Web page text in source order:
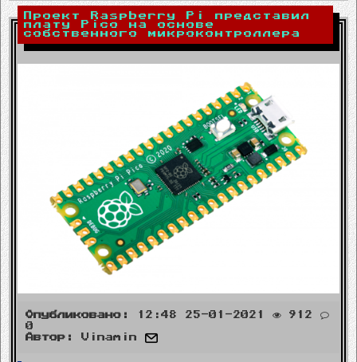
Проект Raspberry Pi представил
плату Pico на основе
собственного микроконтроллера
Опубликовано: 12:48 25-01-2021
912
0
Автор:
Vinamin